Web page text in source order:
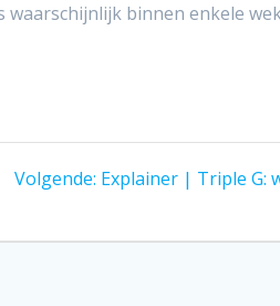
binnen enkele
Volgende: Volgend
Explainer | Triple G: